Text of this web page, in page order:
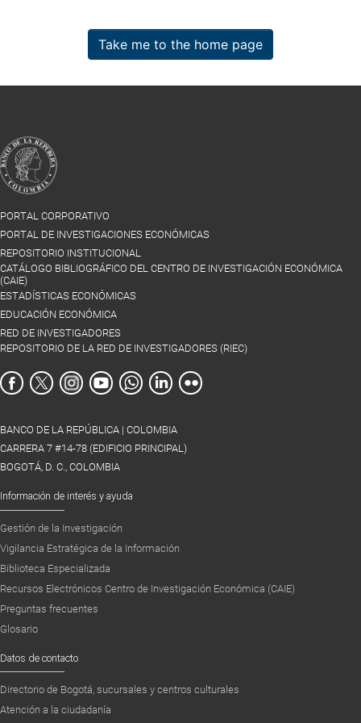
Take me to the home page
PORTAL CORPORATIVO
PORTAL DE INVESTIGACIONES ECONÓMICAS
REPOSITORIO INSTITUCIONAL
CATÁLOGO BIBLIOGRÁFICO DEL CENTRO DE INVESTIGACIÓN ECONÓMICA
(CAIE)
ESTADÍSTICAS ECONÓMICAS
EDUCACIÓN ECONÓMICA
RED DE INVESTIGADORES
REPOSITORIO DE LA RED DE INVESTIGADORES (RIEC)
BANCO DE LA REPÚBLICA | COLOMBIA
CARRERA 7 #14-78 (EDIFICIO PRINCIPAL)
BOGOTÁ, D. C., COLOMBIA
Información de interés y ayuda
Gestión de la Investigación
Vigilancia Estratégica de la Información
Biblioteca Especializada
Recursos Electrónicos Centro de Investigación Económica (CAIE)
Preguntas frecuentes
Glosario
Datos de contacto
Directorio de Bogotá, sucursales y centros culturales
Atención a la ciudadanía